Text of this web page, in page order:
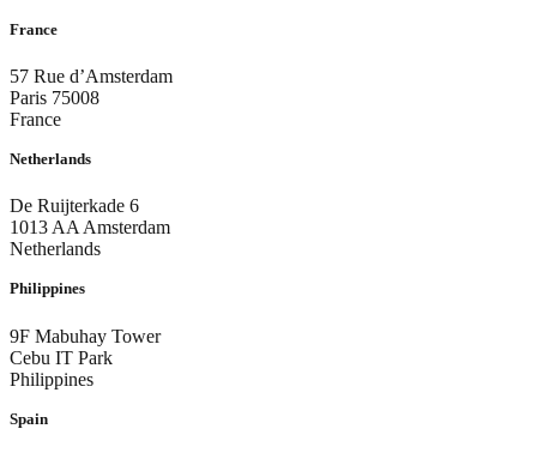
France
57 Rue d’Amsterdam
Paris 75008
France
Netherlands
De Ruijterkade 6
1013 AA Amsterdam
Netherlands
Philippines
9F Mabuhay Tower
Cebu IT Park
Philippines
Spain